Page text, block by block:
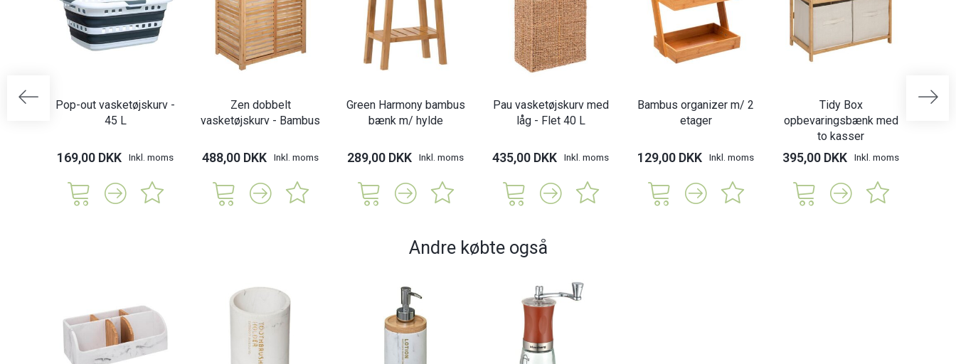
Pop-out vasketøjskurv -
45 L
169,00 DKK Inkl. moms
Zen dobbelt
vasketøjskurv - Bambus
488,00 DKK Inkl. moms
Green Harmony bambus
bænk m/ hylde
289,00 DKK Inkl. moms
Pau vasketøjskurv med
låg - Flet 40 L
435,00 DKK Inkl. moms
Bambus organizer m/ 2
etager
129,00 DKK Inkl. moms
Tidy Box
opbevaringsbænk med
to kasser
395,00 DKK Inkl. moms
Andre købte også